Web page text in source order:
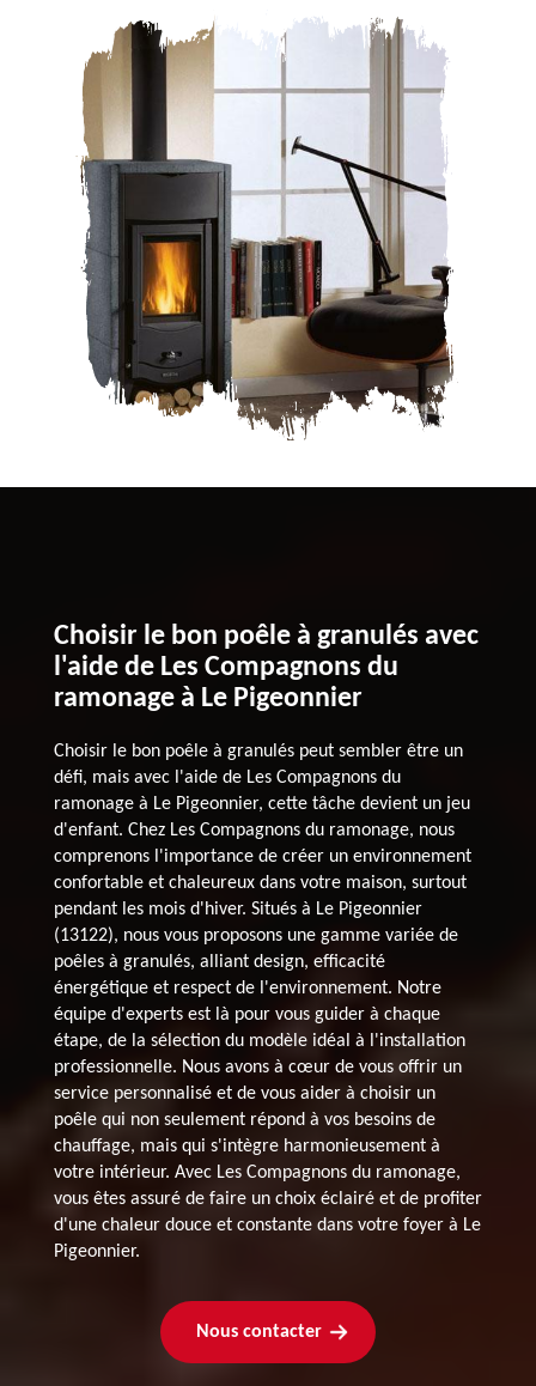
Choisir le bon poêle à granulés avec
l'aide de Les Compagnons du
ramonage à Le Pigeonnier
Choisir le bon poêle à granulés peut sembler être un
défi, mais avec l'aide de Les Compagnons du
ramonage à Le Pigeonnier, cette tâche devient un jeu
d'enfant. Chez Les Compagnons du ramonage, nous
comprenons l'importance de créer un environnement
confortable et chaleureux dans votre maison, surtout
pendant les mois d'hiver. Situés à Le Pigeonnier
(13122), nous vous proposons une gamme variée de
poêles à granulés, alliant design, efficacité
énergétique et respect de l'environnement. Notre
équipe d'experts est là pour vous guider à chaque
étape, de la sélection du modèle idéal à l'installation
professionnelle. Nous avons à cœur de vous offrir un
service personnalisé et de vous aider à choisir un
poêle qui non seulement répond à vos besoins de
chauffage, mais qui s'intègre harmonieusement à
votre intérieur. Avec Les Compagnons du ramonage,
vous êtes assuré de faire un choix éclairé et de profiter
d'une chaleur douce et constante dans votre foyer à Le
Pigeonnier.
Nous contacter